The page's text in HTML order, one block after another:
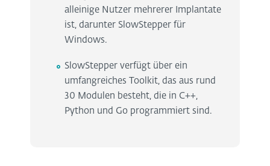
alleinige Nutzer mehrerer Implantate
ist, darunter SlowStepper für
Windows.
SlowStepper verfügt über ein
umfangreiches Toolkit, das aus rund
30 Modulen besteht, die in C++,
Python und Go programmiert sind.